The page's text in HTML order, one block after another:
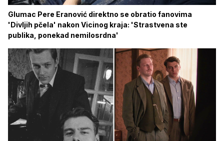
Glumac Pere Eranović direktno se obratio fanovima
'Divljih pčela' nakon Vicinog kraja: 'Strastvena ste
publika, ponekad nemilosrdna'